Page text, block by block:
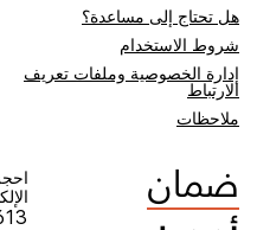
هل تحتاج إلى مساعدة؟
شروط الاستخدام​
إدارة الخصوصية وملفات تعريف
الارتباط
ملاحظات